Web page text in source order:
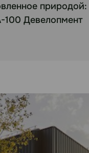
100 Девелопмент